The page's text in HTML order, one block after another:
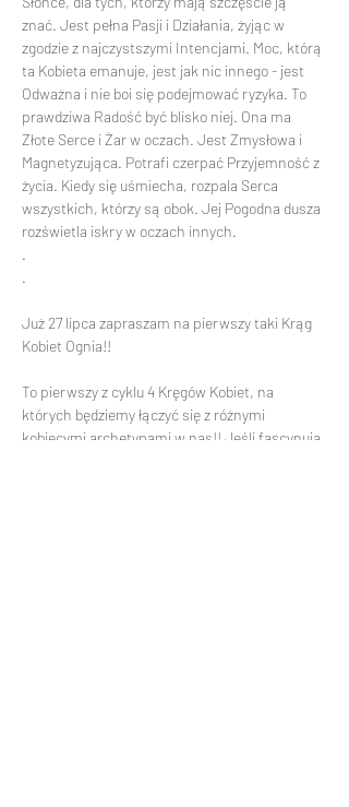
znać. Jest pełna Pasji i Działania, żyjąc w
zgodzie z najczystszymi Intencjami. Moc, którą
ta Kobieta emanuje, jest jak nic innego - jest
Odważna i nie boi się podejmować ryzyka. To
prawdziwa Radość być blisko niej. Ona ma
Złote Serce i Żar w oczach. Jest Zmysłowa i
Magnetyzująca. Potrafi czerpać Przyjemność z
życia. Kiedy się uśmiecha, rozpala Serca
wszystkich, którzy są obok. Jej Pogodna dusza
rozświetla iskry w oczach innych.
.
.
Już 27 lipca zapraszam na pierwszy taki Krąg
Kobiet Ognia!!
To pierwszy z cyklu 4 Kręgów Kobiet, na
których będziemy łączyć się z różnymi
kobiecymi archetypami w nas!! Jeśli fascynują